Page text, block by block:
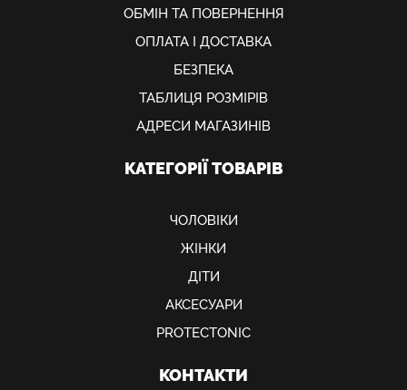
ОБМIН ТА ПОВЕРНЕННЯ
ОПЛАТА І ДОСТАВКА
БЕЗПЕКА
ТАБЛИЦЯ РОЗМІРІВ
АДРЕСИ МАГАЗИНІВ
КАТЕГОРІЇ ТОВАРІВ
ЧОЛОВІКИ
ЖІНКИ
ДІТИ
АКСЕСУАРИ
PROTECTONIC
КОНТАКТИ